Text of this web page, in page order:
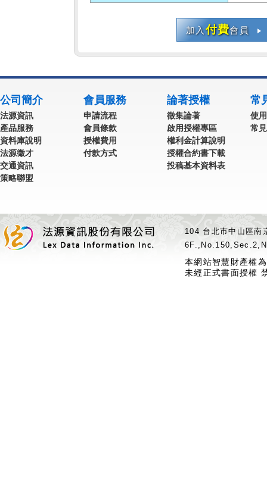
加入付費會員
公司簡介
法源資訊
產品服務
資料庫說明
法源徵才
交通資訊
策略聯盟
會員服務
申請流程
會員條款
授權費用
付款方式
論著授權
徵集論著
啟用授權專區
權利金計算說明
授權合約書下載
投稿基本資料表
常
使
常
104 台北市中山區
本網站智慧財產權
未經正式書面授權